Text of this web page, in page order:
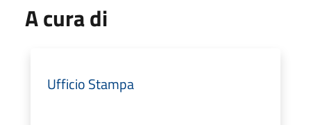
A cura di
Ufficio Stampa